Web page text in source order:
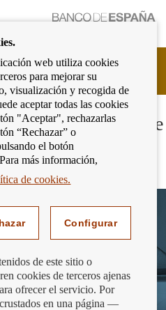
Ir
página
de
inicio
del
Banco
de
España
Cómo tiene que
expositivo sobre
web utiliza cookies
para mejorar su
visualización y recogida de
aceptar todas las cookies
"Aceptar", rechazarlas
“Rechazar” o
el botón
más información,
de cookies.
Configurar
de este sitio o
cookies de terceros ajenas
ofrecer el servicio. Por
en una página —